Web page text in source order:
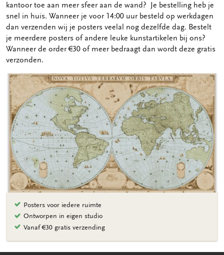
kantoor toe aan meer sfeer aan de wand? Je bestelling heb je
snel in huis. Wanneer je voor 14:00 uur besteld op werkdagen
dan verzenden wij je posters veelal nog dezelfde dag. Bestelt
je meerdere posters of andere leuke kunstartikelen bij ons?
Wanneer de order €30 of meer bedraagt dan wordt deze gratis
verzonden.
Posters voor iedere ruimte
Ontworpen in eigen studio
Vanaf €30 gratis verzending